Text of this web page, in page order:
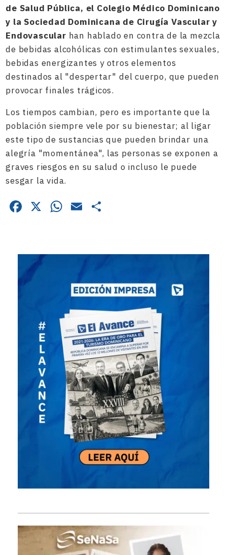
de Salud Pública, el Colegio Médico Dominicano
y la Sociedad Dominicana de Cirugía Vascular y
Endovascular han hablado en contra de la mezcla
de bebidas alcohólicas con estimulantes sexuales,
bebidas energizantes y otros elementos
destinados al "despertar" del cuerpo, que pueden
provocar finales trágicos.
Los tiempos cambian, pero es importante que la
población siempre vele por su bienestar; al ligar
este tipo de sustancias que pueden brindar una
alegría "momentánea", las personas se exponen a
graves riesgos en su salud o incluso le puede
sesgar la vida.
Facebook
X WhatsApp
Email